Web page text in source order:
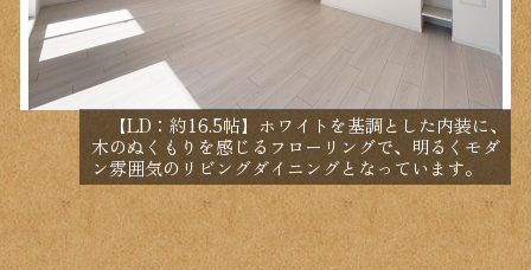
【LD：約16.5帖】ホワイトを基調とした内装に、
木のぬくもりを感じるフローリングで、明るくモダ
ン雰囲気のリビングダイニングとなっています。